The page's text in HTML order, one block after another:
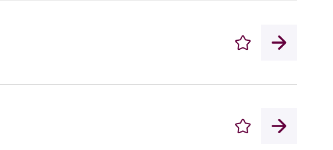
Enregistrer
Enregistrer